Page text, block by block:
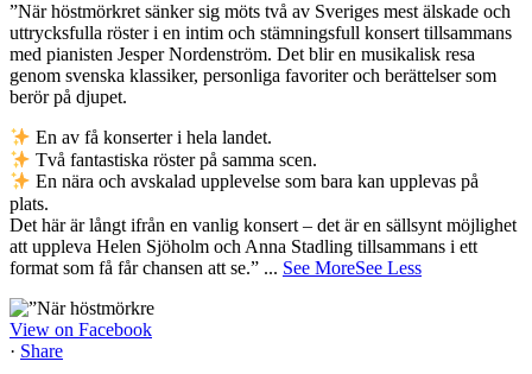
”När höstmörkret sänker sig möts två av Sveriges mest älskade och
uttrycksfulla röster i en intim och stämningsfull konsert tillsammans
med pianisten Jesper Nordenström. Det blir en musikalisk resa
genom svenska klassiker, personliga favoriter och berättelser som
berör på djupet.
En av få konserter i hela landet.
Två fantastiska röster på samma scen.
En nära och avskalad upplevelse som bara kan upplevas på
plats.
Det här är långt ifrån en vanlig konsert – det är en sällsynt möjlighet
att uppleva Helen Sjöholm och Anna Stadling tillsammans i ett
format som få får chansen att se.” ... See MoreSee Less
View on Facebook
· Share